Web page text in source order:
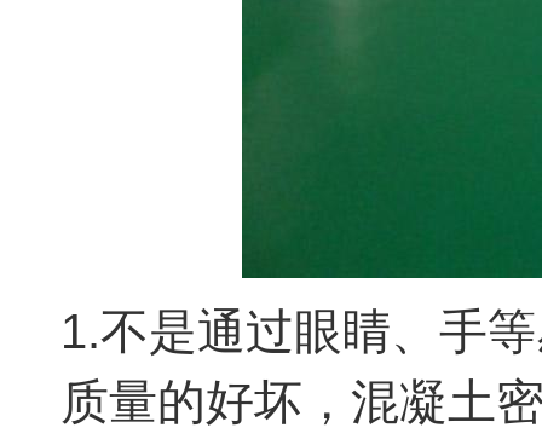
1.不是通过眼睛、手
质量的好坏，混凝土